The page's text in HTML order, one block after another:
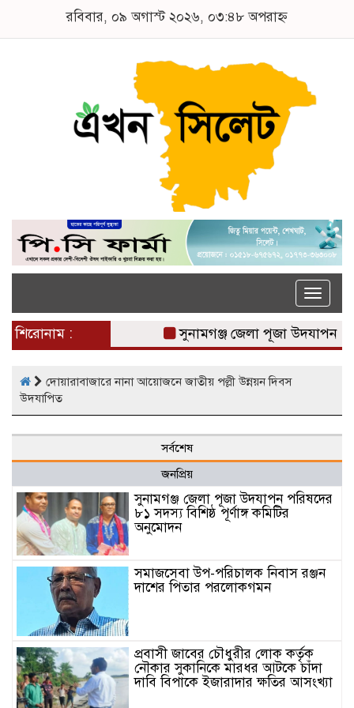
রবিবার, ০৯ অগাস্ট ২০২৬, ০৩:৪৮ অপরাহ্ন
Toggle
শিরোনাম : সুনামগঞ্জ জেলা পূজা উদযাপন
দোয়ারাবাজারে নানা আয়োজনে জাতীয় পল্লী উন্নয়ন দিবস
উদযাপিত
সর্বশেষ
জনপ্রিয়
সুনামগঞ্জ জেলা পূজা উদযাপন পরিষদের
৮১ সদস্য বিশিষ্ঠ পূর্ণাঙ্গ কমিটির
অনুমোদন
সমাজসেবা উপ-পরিচালক নিবাস রঞ্জন
দাশের পিতার পরলোকগমন
প্রবাসী জাবের চৌধুরীর লোক কর্তৃক
নৌকার সুকানিকে মারধর আটকে চাঁদা
দাবি বিপাকে ইজারাদার ক্ষতির আসংখ্যা